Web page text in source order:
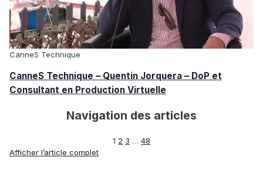
CanneS Technique
CanneS Technique – Quentin Jorquera – DoP et
Consultant en Production Virtuelle
Navigation des articles
1 2 3 … 48
Afficher l’article complet